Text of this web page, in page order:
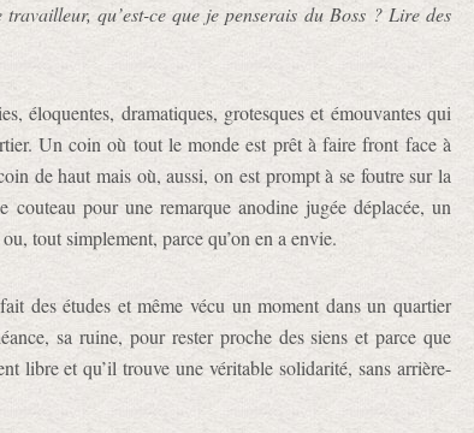
qu’est-ce que je penserais du Boss ? Lire des
éloquentes, dramatiques, grotesques et émouvantes qui
Un coin où tout le monde est prêt à faire front face à
de haut mais où, aussi, on est prompt à se foutre sur la
couteau pour une remarque anodine jugée déplacée, un
tout simplement, parce qu’on en a envie.
des études et même vécu un moment dans un quartier
sa ruine, pour rester proche des siens et parce que
libre et qu’il trouve une véritable solidarité, sans arrière-